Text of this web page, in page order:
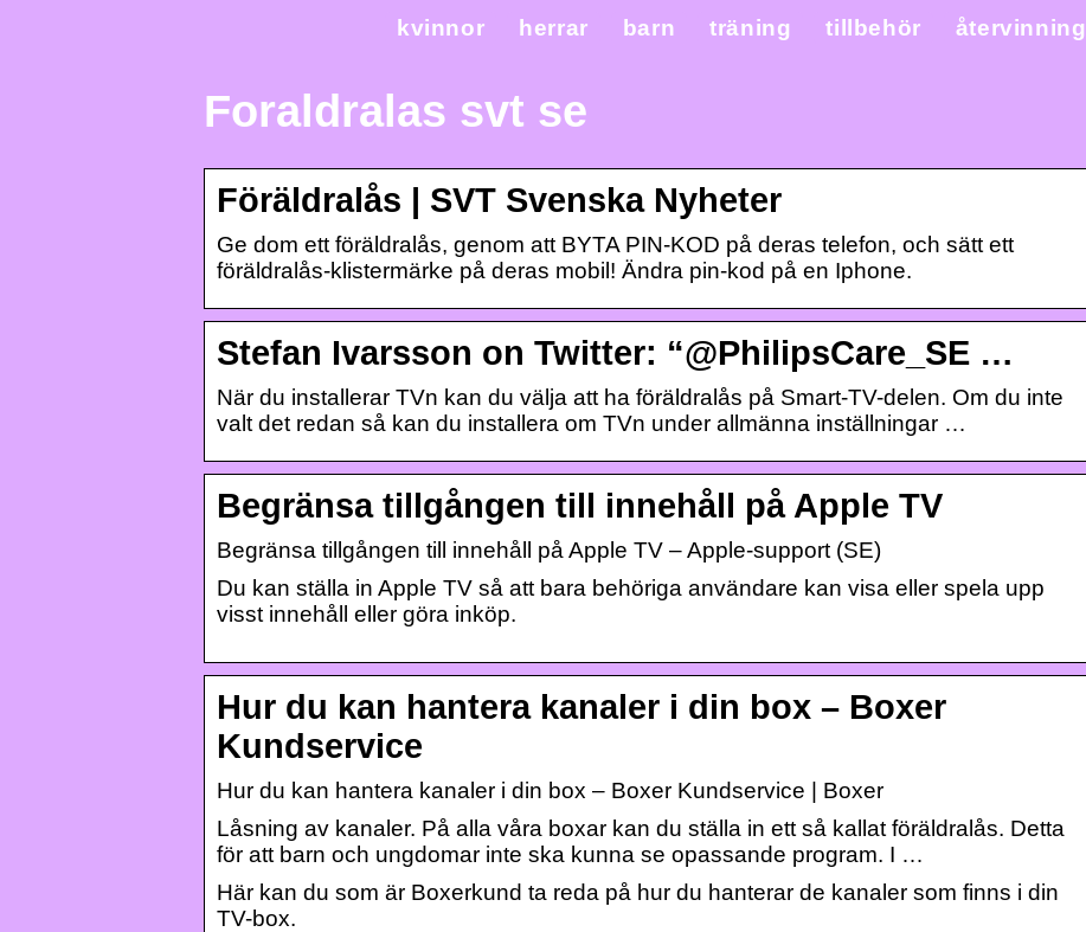
kvinnor herrar barn träning tillbehör återvinning
Foraldralas svt se
Föräldralås | SVT Svenska Nyheter
Ge dom ett föräldralås, genom att BYTA PIN-KOD på deras telefon, och sätt ett
föräldralås-klistermärke på deras mobil! Ändra pin-kod på en Iphone.
Stefan Ivarsson on Twitter: “@PhilipsCare_SE …
När du installerar TVn kan du välja att ha föräldralås på Smart-TV-delen. Om du inte
valt det redan så kan du installera om TVn under allmänna inställningar …
Begränsa tillgången till innehåll på Apple TV
Begränsa tillgången till innehåll på Apple TV – Apple-support (SE)
Du kan ställa in Apple TV så att bara behöriga användare kan visa eller spela upp
visst innehåll eller göra inköp.
Hur du kan hantera kanaler i din box – Boxer
Kundservice
Hur du kan hantera kanaler i din box – Boxer Kundservice | Boxer
Låsning av kanaler. På alla våra boxar kan du ställa in ett så kallat föräldralås. Detta
för att barn och ungdomar inte ska kunna se opassande program. I …
Här kan du som är Boxerkund ta reda på hur du hanterar de kanaler som finns i din
TV-box.